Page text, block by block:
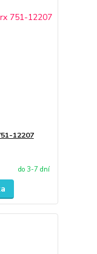
12207
do 3-7 dní